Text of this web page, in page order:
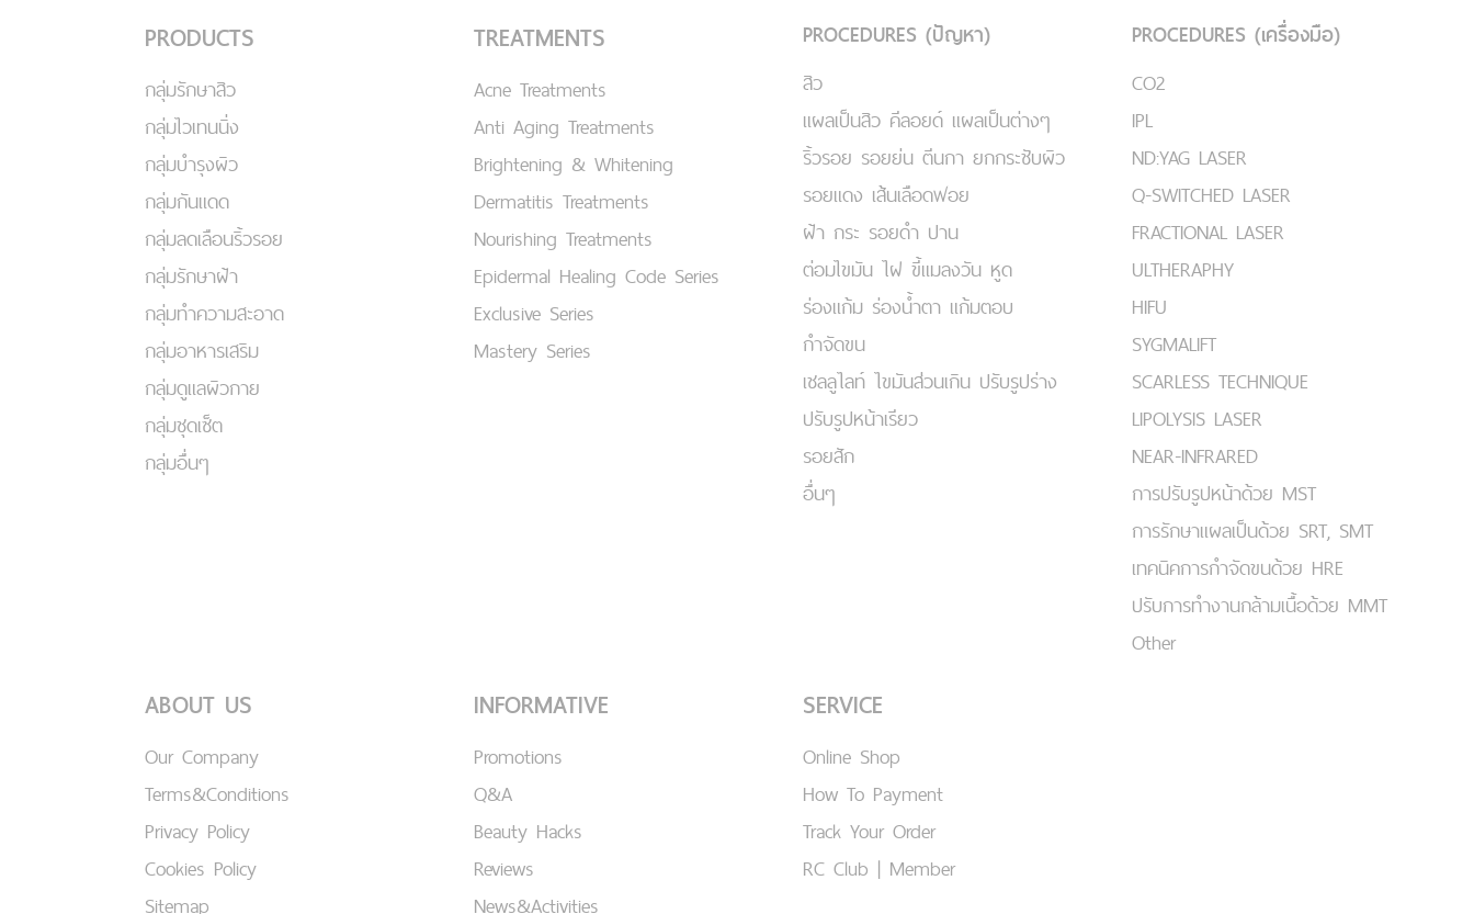
PRODUCTS
กลุ่มรักษาสิว
กลุ่มไวเทนนิ่ง
กลุ่มบำรุงผิว
กลุ่มกันแดด
กลุ่มลดเลือนริ้วรอย
กลุ่มรักษาฝ้า
กลุ่มทำความสะอาด
กลุ่มอาหารเสริม
กลุ่มดูแลผิวกาย
กลุ่มชุดเซ็ต
กลุ่มอื่นๆ
TREATMENTS
Acne Treatments
Anti Aging Treatments
Brightening & Whitening
Dermatitis Treatments
Nourishing Treatments
Epidermal Healing Code Series
Exclusive Series
Mastery Series
PROCEDURES (ปัญหา)
สิว
แผลเป็นสิว คีลอยด์ แผลเป็นต่างๆ
ริ้วรอย รอยย่น ตีนกา ยกกระชับผิว
รอยแดง เส้นเลือดฟอย
ฝ้า กระ รอยดำ ปาน
ต่อมไขมัน ไฝ ขี้แมลงวัน หูด
ร่องแก้ม ร่องน้ำตา แก้มตอบ
กำจัดขน
เชลลูไลท์ ไขมันส่วนเกิน ปรับรูปร่าง
ปรับรูปหน้าเรียว
รอยสัก
อื่นๆ
PROCEDURES (เครื่องมือ)
CO2
IPL
ND:YAG LASER
Q-SWITCHED LASER
FRACTIONAL LASER
ULTHERAPHY
HIFU
SYGMALIFT
SCARLESS TECHNIQUE
LIPOLYSIS LASER
NEAR-INFRARED
การปรับรูปหน้าด้วย MST
การรักษาแผลเป็นด้วย SRT, SMT
เทคนิคการกำจัดขนด้วย HRE
ปรับการทำงานกล้ามเนื้อด้วย MMT
Other
ABOUT US
Our Company
Terms&Conditions
Privacy Policy
Cookies Policy
Sitemap
INFORMATIVE
Promotions
Q&A
Beauty Hacks
Reviews
News&Activities
SERVICE
Online Shop
How To Payment
Track Your Order
RC Club | Member